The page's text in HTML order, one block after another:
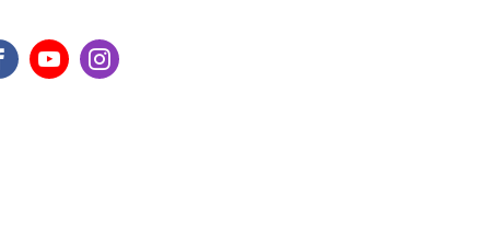
youtubeinstagram